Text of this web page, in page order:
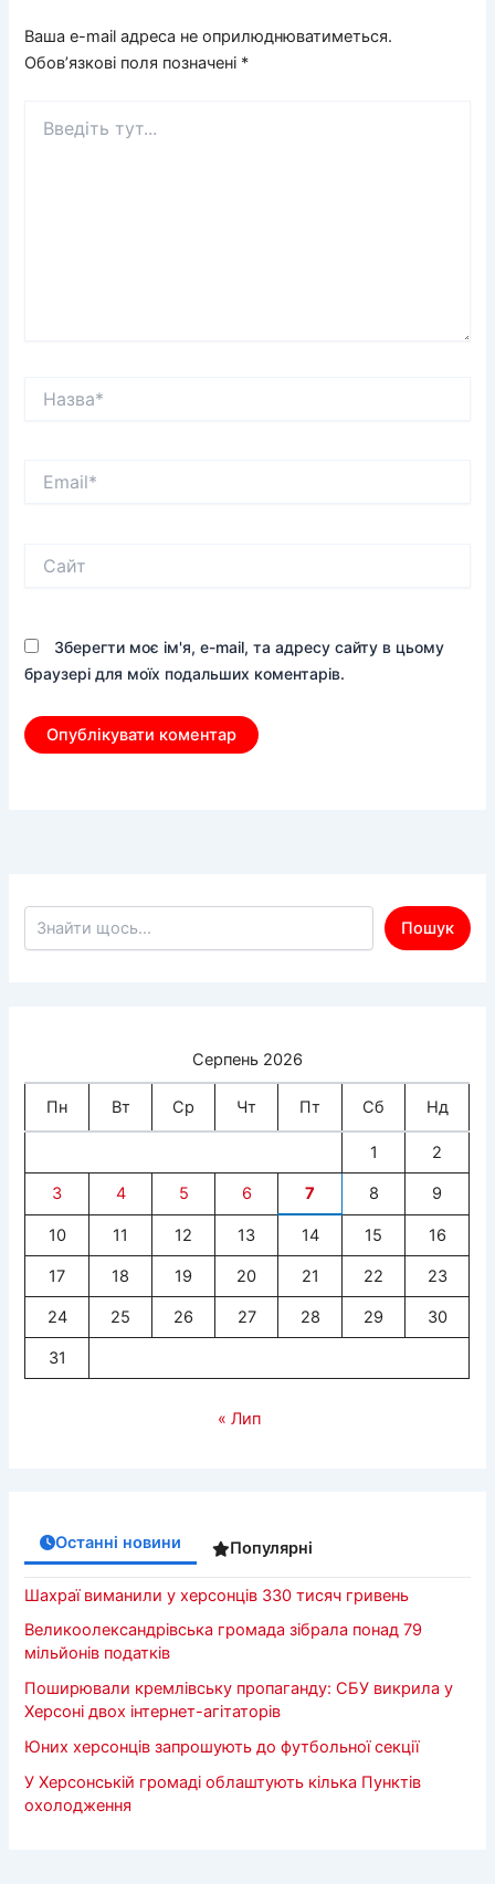
Ваша e-mail адреса не оприлюднюватиметься.
Обов’язкові поля позначені *
тут...
Зберегти моє ім'я, e-mail, та адресу сайту в цьому
браузері для моїх подальших коментарів.
Пошук по сайту
Пошук
Серпень 2026
Пн Вт Ср Чт Пт Сб Нд
1 2
3 4 5 6 7 8 9
10 11 12 13 14 15 16
17 18 19 20 21 22 23
24 25 26 27 28 29 30
31
« Лип
Останні новини Популярні
Шахраї виманили у херсонців 330 тисяч гривень
Великоолександрівська громада зібрала понад 79
мільйонів податків
Поширювали кремлівську пропаганду: СБУ викрила у
Херсоні двох інтернет-агітаторів
Юних херсонців запрошують до футбольної секції
У Херсонській громаді облаштують кілька Пунктів
охолодження